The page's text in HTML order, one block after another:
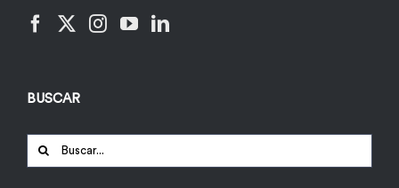
BUSCAR
Buscar: